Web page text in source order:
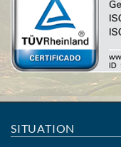
SITUATION